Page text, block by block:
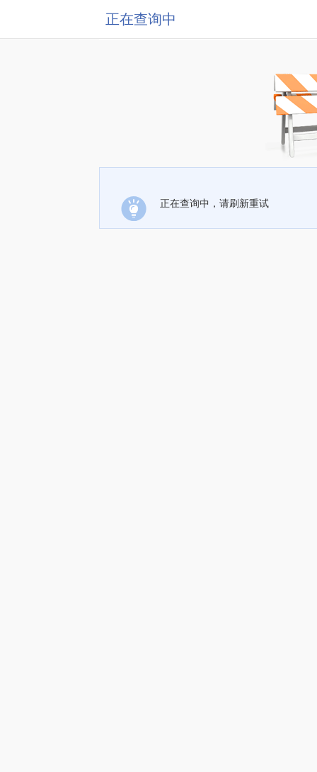
正在查询中
正在查询中，请刷新重试